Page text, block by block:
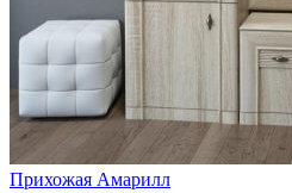
Прихожая Амарилл